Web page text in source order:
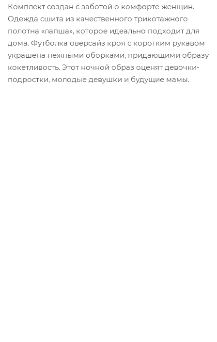
Комплект создан с заботой о комфорте женщин.
Одежда сшита из качественного трикотажного
полотна «лапша», которое идеально подходит для
дома. Футболка оверсайз кроя с коротким рукавом
украшена нежными оборками, придающими образу
кокетливость. Этот ночной образ оценят девочки-
подростки, молодые девушки и будущие мамы.